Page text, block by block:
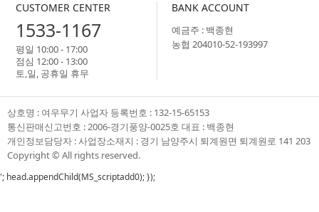
CUSTOMER CENTER
1533-1167
평일 10:00 - 17:00
점심 12:00 - 13:00
토,일, 공휴일 휴무
BANK ACCOUNT
예금주 : 백종현
농협 204010-52-193997
상호명 : 여우무기 사업자 등록번호 : 132-15-65153
통신판매신고번호 : 2006-경기풍양-0025호 대표 : 백종현
개인정보담당자 : 사업장소재지 : 경기 남양주시 퇴계원면 퇴계원로 141 203
Copyright © All rights reserved.
'; head.appendChild(MS_scriptadd0); });